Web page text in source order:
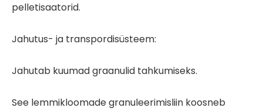
pelletisaatorid.
Jahutus- ja transpordisüsteem:
Jahutab kuumad graanulid tahkumiseks.
See lemmikloomade granuleerimisliin koosneb